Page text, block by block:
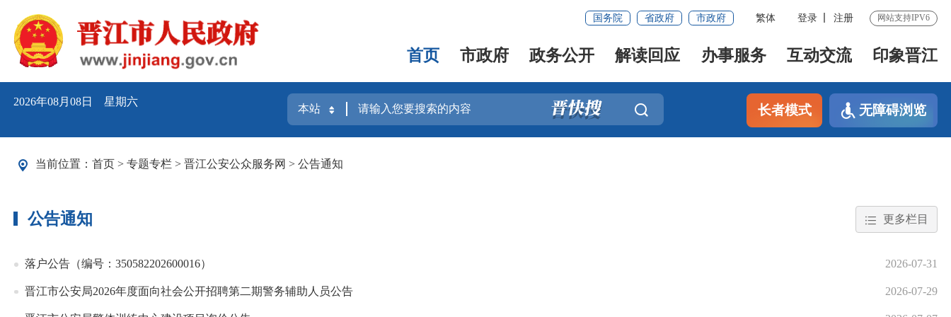
国务院 省政府 市政府 繁体 登录 注册 网站支持IPV6
首页 市政府 政务公开 解读回应 办事服务 互动交流 印象晋江
2026年08月08日 星期六
长者模式 无障碍浏览
当前位置： 首页 > 专题专栏 > 晋江公安公众服务网 > 公告通知
公告通知 更多栏目
落户公告（编号：350582202600016） 2026-07-31
晋江市公安局2026年度面向社会公开招聘第二期警务辅助人员公告 2026-07-29